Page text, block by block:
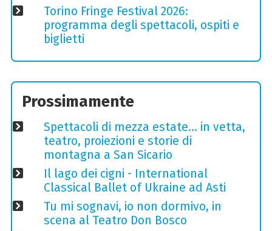
Torino Fringe Festival 2026:
programma degli spettacoli, ospiti e
biglietti
Prossimamente
Spettacoli di mezza estate… in vetta,
teatro, proiezioni e storie di
montagna a San Sicario
Il lago dei cigni - International
Classical Ballet of Ukraine ad Asti
Tu mi sognavi, io non dormivo, in
scena al Teatro Don Bosco